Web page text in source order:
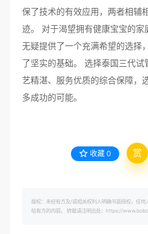
保了技术的有效应用，两者相辅
迹。 对于渴望拥有健康宝宝的家
无疑提供了一个充满希望的选择
了坚实的基础。 选择泰国三代
艺精湛、服务优质的综合保障，
多成功的可能。
收藏 0 赏
版权：未经有方及/或相关权利人明确书面授权，任
帖有方的内容。 转载请注明出处：https://